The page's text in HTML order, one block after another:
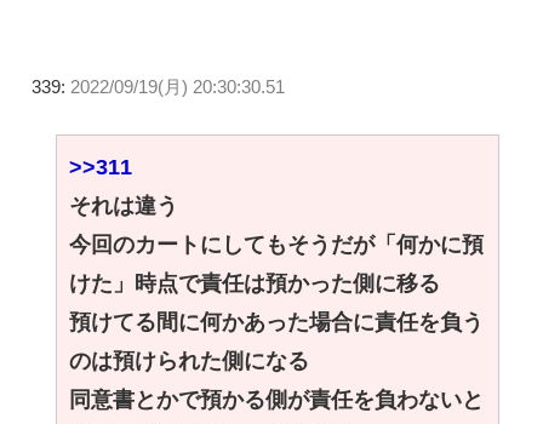
339: 2022/09/19(月) 20:30:30.51
>>311
それは違う
今回のカートにしてもそうだが「何かに預
けた」時点で責任は預かった側に移る
預けてる間に何かあった場合に責任を負う
のは預けられた側になる
同意書とかで預かる側が責任を負わないと